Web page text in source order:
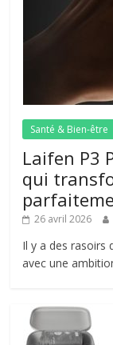
Santé & Bien-être
Laifen P3
qui
26 avril 2026
Il y a des rasoirs
avec une